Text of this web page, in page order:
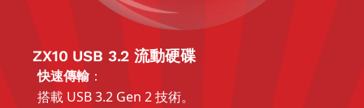
ZX10 USB 3.2 流動硬碟
快速傳輸 ：
搭載 USB 3.2 Gen 2 技術。